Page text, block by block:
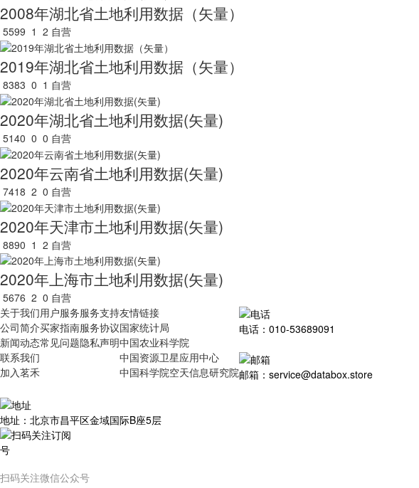
2008年湖北省土地利用数据（矢量）
5599 1 2 自营
2019年湖北省土地利用数据（矢量）
8383 0 1 自营
2020年湖北省土地利用数据(矢量)
5140 0 0 自营
2020年云南省土地利用数据(矢量)
7418 2 0 自营
2020年天津市土地利用数据(矢量)
8890 1 2 自营
2020年上海市土地利用数据(矢量)
5676 2 0 自营
关于我们
公司简介
新闻动态
联系我们
加入茗禾
用户服务
买家指南
常见问题
服务支持
服务协议
隐私声明
友情链接
国家统计局
中国农业科学院
中国资源卫星应用中心
中国科学院空天信息研究院
电话：010-53689091
邮箱：service@databox.store
地址：北京市昌平区金域国际B座5层
扫码关注微信公众号